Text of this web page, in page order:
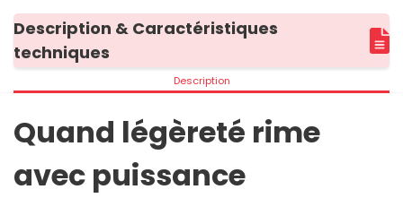
Description & Caractéristiques
techniques
Description
Quand légèreté rime
avec puissance